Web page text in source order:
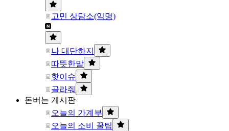
고민 상담소(익명)
나 대단하지
따뜻한말
핫이슈
골라줘
돈버는 게시판
오늘의 가계부
오늘의 소비 꿀팁